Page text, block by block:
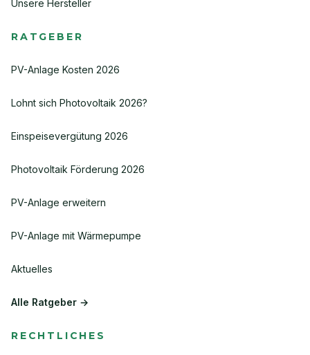
Unsere Hersteller
RATGEBER
PV-Anlage Kosten 2026
Lohnt sich Photovoltaik 2026?
Einspeisevergütung 2026
Photovoltaik Förderung 2026
PV-Anlage erweitern
PV-Anlage mit Wärmepumpe
Aktuelles
Alle Ratgeber →
RECHTLICHES